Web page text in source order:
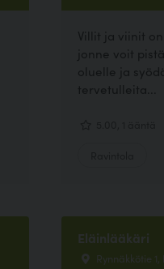
Villit ja viinit
jonne voit
oluelle ja
tervetulleita...
Eläinlääkäri
Rynnäkkötie